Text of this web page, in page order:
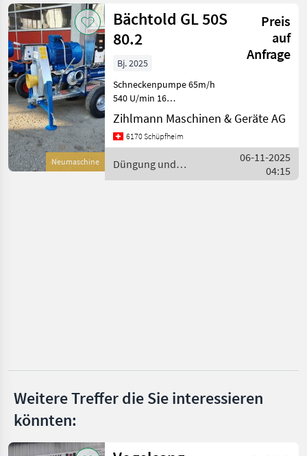
Kategorie 4 Land Filter
AKTUELLER
PFAD
Landtechnik
Duengung
Und
Beregnung
Guelle
Pumpen
Vogelsang
anzeigen
Zurücksetzen
1
Ergebnisse
anzeigen
Neumaschine
Bächtold GL 50S
80.2
Preis
auf
Anfrage
Bj. 2025
Schneckenpumpe 65m/h
540 U/min 16
barÜberdruckventil mit
GegengewichtRückführung
in Sauggehäuse inkl.
25 PS
ElektromotorFernsteuerung
Zihlmann Maschinen & Geräte AG
6170 Schüpfheim
Düngung und
Beregnung / Bächtold
06-11-2025
04:15
Weitere Treffer die Sie interessieren
könnten: